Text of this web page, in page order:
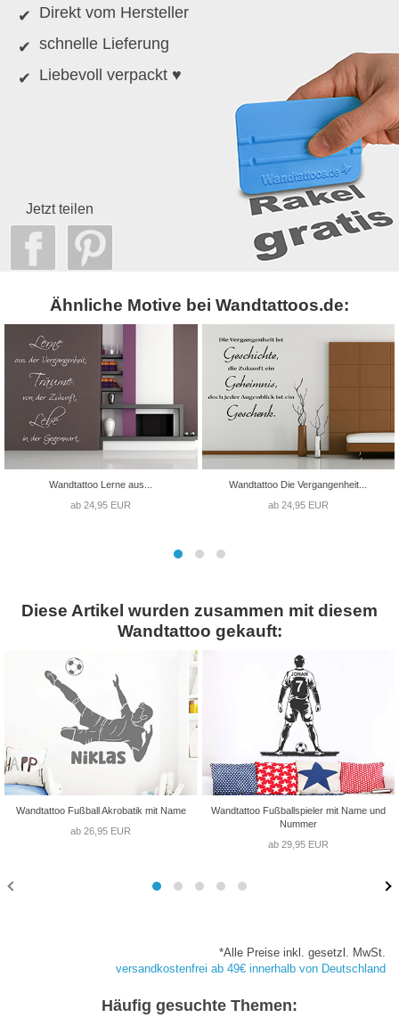
Direkt vom Hersteller
schnelle Lieferung
Liebevoll verpackt ♥
Jetzt teilen
Ähnliche Motive bei Wandtattoos.de:
Wandtattoo Lerne aus...
ab 24,95 EUR
Wandtattoo Die Vergangenheit...
ab 24,95 EUR
Diese Artikel wurden zusammen mit diesem
Wandtattoo gekauft:
Wandtattoo Fußball Akrobatik mit Name
ab 26,95 EUR
Wandtattoo Fußballspieler mit Name und
Nummer
ab 29,95 EUR
*Alle Preise inkl. gesetzl. MwSt.
versandkostenfrei ab 49€ innerhalb von Deutschland
Häufig gesuchte Themen: